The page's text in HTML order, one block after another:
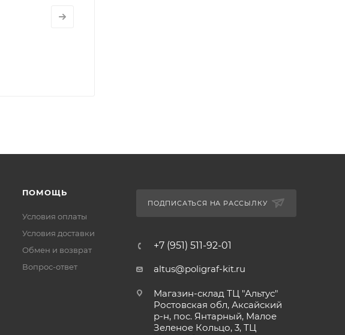
ПОМОЩЬ
Условия оплаты
Условия доставки
Обмен и возврат
Вопрос-ответ
ПОДПИСАТЬСЯ НА РАССЫЛКУ
+7 (951) 511-92-01
altus@poligraf-kit.ru
Магазин-склад ТЦ "Альтус"
Ростовская обл, Аксайский
р-н, пос. Янтарный, Малое
Зеленое Кольцо, 3, ТЦ